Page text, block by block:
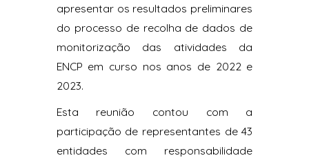
apresentar os resultados preliminares
do processo de recolha de dados de
monitorização das atividades da
ENCP em curso nos anos de 2022 e
2023.
Esta reunião contou com a
participação de representantes de 43
entidades com responsabilidade